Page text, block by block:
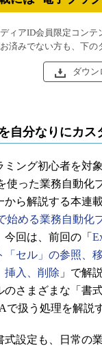
ィアID会員限定コンテ
済みでない方も、下の
ダウン
自分なりにカス
ング初心者を対
使った業務自動化
から解説する本連載
始める業務自動化
今回は、前回の「
「セル」の参照、
挿入、削除 」で解
のさまざまな「書
で扱う処理を解説
設定も、日常の